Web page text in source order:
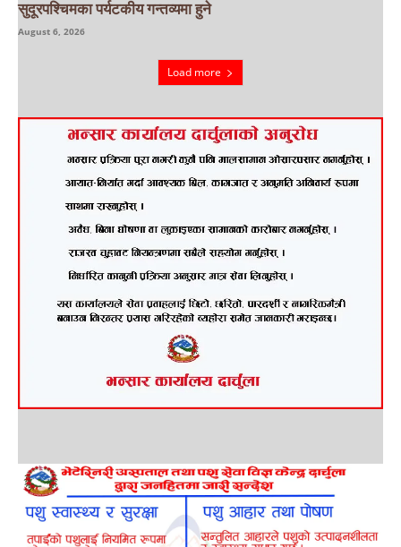
सुदूरपश्चिमका पर्यटकीय गन्तव्यमा हुने
August 6, 2026
Load more